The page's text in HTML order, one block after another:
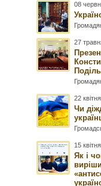
08
27
22
Чи
15
Як і